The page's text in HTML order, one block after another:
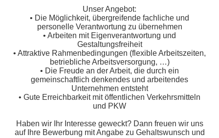
Unser Angebot:
• Die Möglichkeit, übergreifende fachliche und
personelle Verantwortung zu übernehmen
• Arbeiten mit Eigenverantwortung und
Gestaltungsfreiheit
• Attraktive Rahmenbedingungen (flexible Arbeitszeiten,
betriebliche Arbeitsversorgung, …)
• Die Freude an der Arbeit, die durch ein
gemeinschaftlich denkendes und arbeitendes
Unternehmen entsteht
• Gute Erreichbarkeit mit öffentlichen Verkehrsmitteln
und PKW
Haben wir Ihr Interesse geweckt? Dann freuen wir uns
auf Ihre Bewerbung mit Angabe zu Gehaltswunsch und